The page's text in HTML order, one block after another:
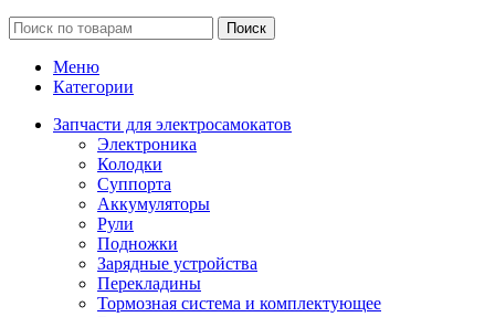
Поиск
Меню
Категории
Запчасти для электросамокатов
Электроника
Колодки
Суппорта
Аккумуляторы
Рули
Подножки
Зарядные устройства
Перекладины
Тормозная система и комплектующее